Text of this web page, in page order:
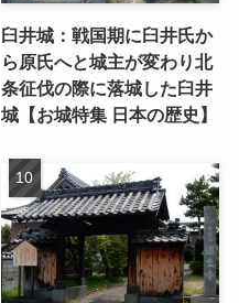
臼井城：戦国期に臼井氏か
ら原氏へと城主が変わり北
条征伐の際に落城した臼井
城【お城特集 日本の歴史】